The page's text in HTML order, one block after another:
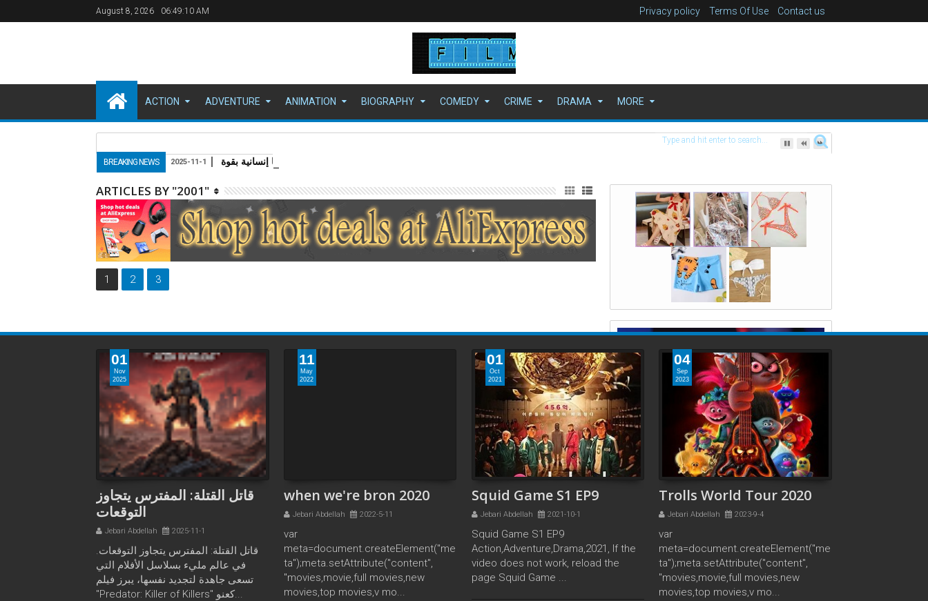
Privacy policy Terms Of Use Contact us
August 8, 2026 06:49:10 AM
ACTION ADVENTURE ANIMATION BIOGRAPHY COMEDY CRIME DRAMA MORE
BREAKING NEWS 2025-11-1
ARTICLES BY "2001"
1 2 3
Featured Post Populars Labels
مراجعة فيلم: الدشاش
يشهد دائمًا تلهفًا للمحتوى العميق والفريد، يبرز
فيلم "الدشاش" كصرخة فنية مدوية تستحق كل ...
01
Nov
2025
قاتل القتلة: المفترس يتجاوز
التوقعات
Jebari Abdellah 2025-11-1
قاتل القتلة: المفترس يتجاوز التوقعات.
في عالم مليء بسلاسل الأفلام التي
تسعى جاهدة لتجديد نفسها، يبرز فيلم
"Predator: Killer of Killers" كعنو...
11
May
2022
when we're bron 2020
Jebari Abdellah 2022-5-11
var
meta=document.createElement("me
ta");meta.setAttribute("content",
"movies,movie,full movies,new
movies,top movies,v mo...
01
Oct
2021
Squid Game S1 EP9
Jebari Abdellah 2021-10-1
Squid Game S1 EP9
Action,Adventure,Drama,2021, If the
video does not work, reload the
page Squid Game ...
04
Sep
2023
Trolls World Tour 2020
Jebari Abdellah 2023-9-4
var
meta=document.createElement("me
ta");meta.setAttribute("content",
"movies,movie,full movies,new
movies,top movies,v mo...